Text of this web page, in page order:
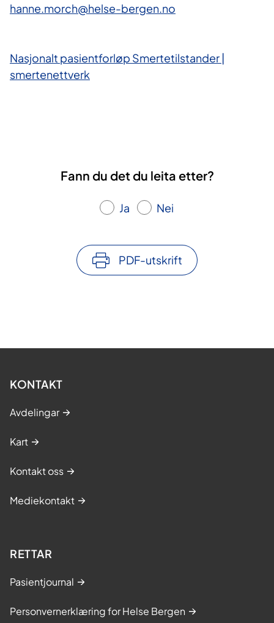
hanne.morch@helse-bergen.no
Nasjonalt pasientforløp Smertetilstander |
smertenettverk
Fann du det du leita etter?
Ja Nei
PDF-utskrift
KONTAKT
Avdelingar
Kart
Kontakt oss
Mediekontakt
RETTAR
Pasientjournal
Personvernerklæring for Helse Bergen